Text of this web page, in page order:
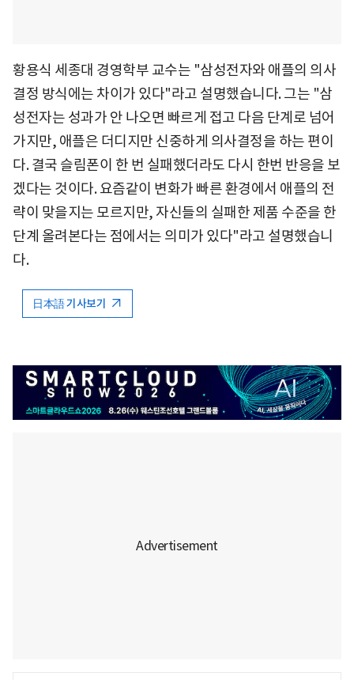
황용식 세종대 경영학부 교수는 "삼성전자와 애플의 의사
결정 방식에는 차이가 있다"라고 설명했습니다. 그는 "삼
성전자는 성과가 안 나오면 빠르게 접고 다음 단계로 넘어
가지만, 애플은 더디지만 신중하게 의사결정을 하는 편이
다. 결국 슬림폰이 한 번 실패했더라도 다시 한번 반응을 보
겠다는 것이다. 요즘같이 변화가 빠른 환경에서 애플의 전
략이 맞을지는 모르지만, 자신들의 실패한 제품 수준을 한
단계 올려본다는 점에서는 의미가 있다"라고 설명했습니
다.
日本語 기사보기